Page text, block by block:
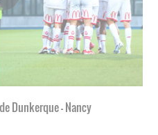
Dunkerque - Nancy